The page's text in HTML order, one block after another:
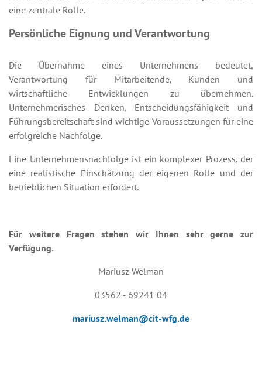
eine zentrale Rolle.
Persönliche Eignung und Verantwortung
Die Übernahme eines Unternehmens bedeutet,
Verantwortung für Mitarbeitende, Kunden und
wirtschaftliche Entwicklungen zu übernehmen.
Unternehmerisches Denken, Entscheidungsfähigkeit und
Führungsbereitschaft sind wichtige Voraussetzungen für eine
erfolgreiche Nachfolge.
Eine Unternehmensnachfolge ist ein komplexer Prozess, der
eine realistische Einschätzung der eigenen Rolle und der
betrieblichen Situation erfordert.
Für weitere Fragen stehen wir Ihnen sehr gerne zur
Verfügung.
Mariusz Welman
03562 - 69241 04
mariusz.welman@cit-wfg.de